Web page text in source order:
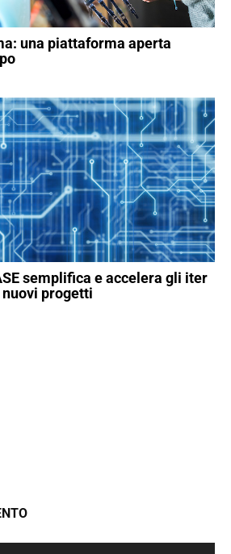
una piattaforma aperta
semplifica e accelera gli iter
progetti